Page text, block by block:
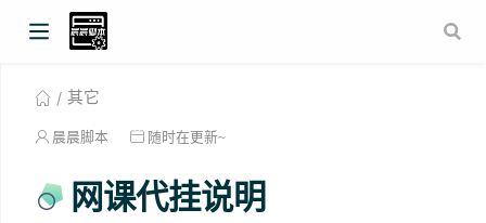
其它
晨晨脚本 随时在更新~
网课代挂说明